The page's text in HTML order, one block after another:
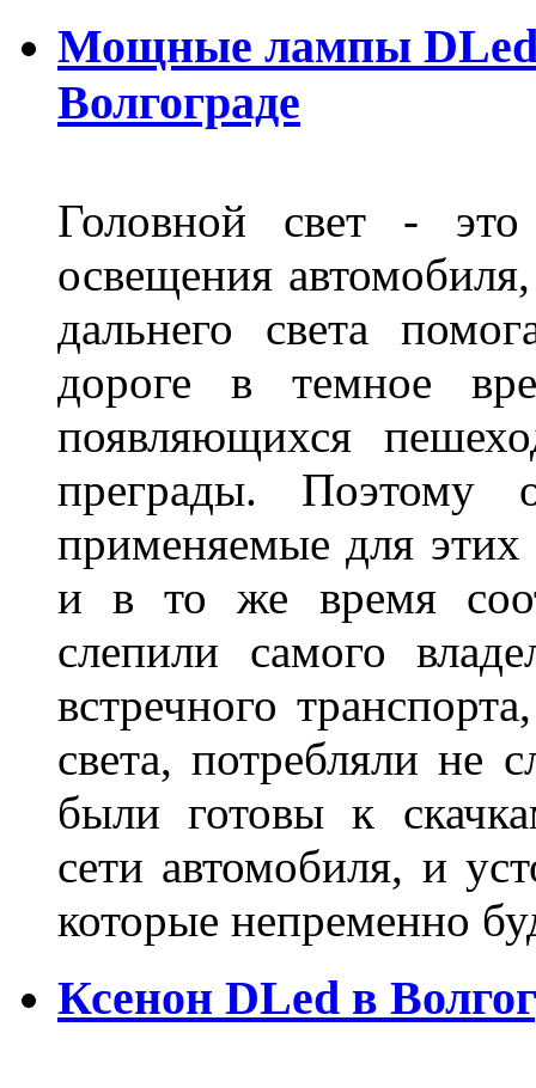
Мощные лампы DLed
Волгограде
Головной свет -
освещения
дальнего света
дороге в темное
появляющихся
преграды. Поэтому
применяемые для
и в то же время
слепили самого
встречного
света, потребляли не
были готовы к
сети автомобиля, и
которые непременно
Ксенон DLed в